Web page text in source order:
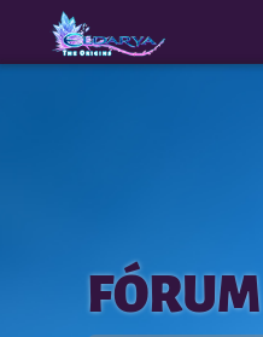
The
Origins
FÓRUM